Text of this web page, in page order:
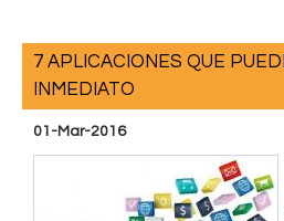
7 APLICACIONES QUE
INMEDIATO
01-Mar-2016